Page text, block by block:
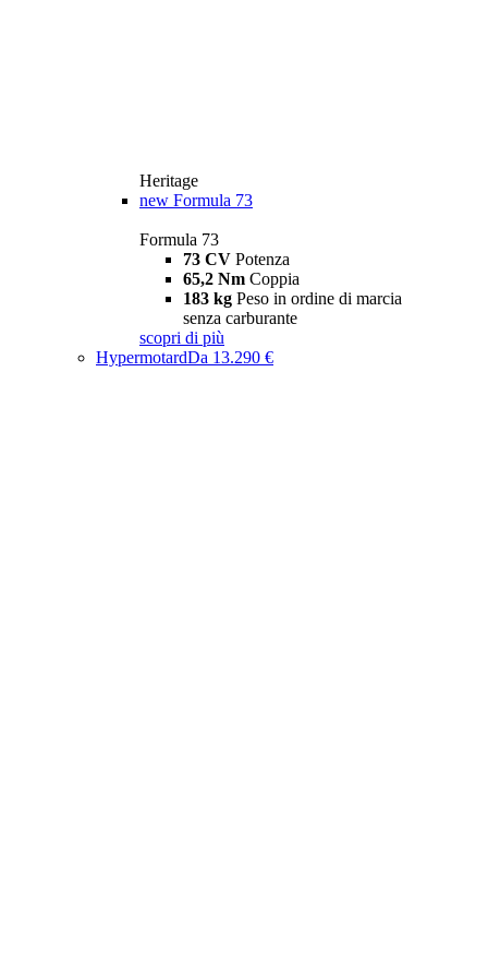
Heritage
new Formula 73
Formula 73
73 CV Potenza
65,2 Nm Coppia
183 kg Peso in ordine di marcia
senza carburante
scopri di più
HypermotardDa 13.290 €